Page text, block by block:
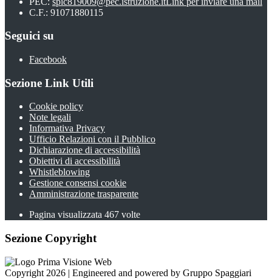
C.F.: 91071880115
Seguici su
Facebook
Sezione Link Utili
Cookie policy
Note legali
Informativa Privacy
Ufficio Relazioni con il Pubblico
Dichiarazione di accessibilità
Obiettivi di accessibilità
Whistleblowing
Gestione consensi cookie
Amministrazione trasparente
Pagina visualizzata 467 volte
Sezione Copyright
Copyright 2026 | Engineered and powered by Gruppo Spaggiari